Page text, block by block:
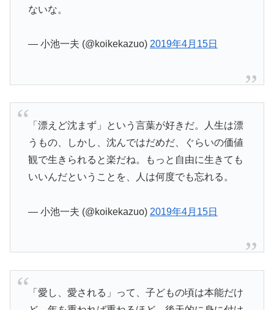
ないな。
— 小池一夫 (@koikekazuo) 2019年4月15日
「漂えど沈まず」という言葉が好きだ。人生は漂
うもの、しかし、沈んではだめだ、ぐらいの価値
観で生きられると楽だね。もっと自由に生きても
いいんだということを、人は何度でも忘れる。
— 小池一夫 (@koikekazuo) 2019年4月15日
「愛し、愛される」って、子どもの頃は本能だけ